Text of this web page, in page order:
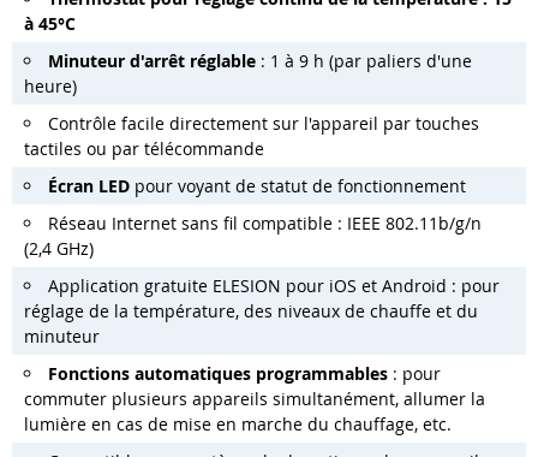
à 45°C
Minuteur d'arrêt réglable : 1 à 9 h (par paliers d'une
heure)
Contrôle facile directement sur l'appareil par touches
tactiles ou par télécommande
Écran LED pour voyant de statut de fonctionnement
Réseau Internet sans fil compatible : IEEE 802.11b/g/n
(2,4 GHz)
Application gratuite ELESION pour iOS et Android : pour
réglage de la température, des niveaux de chauffe et du
minuteur
Fonctions automatiques programmables : pour
commuter plusieurs appareils simultanément, allumer la
lumière en cas de mise en marche du chauffage, etc.